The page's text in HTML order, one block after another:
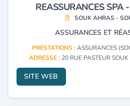
REASSURANCES SPA
SOUK AHRAS -
ASSURANCES ET
PRESTATIONS :ASSURANCES
ADRESSE : 20 RUE PASTEUR
SITE WEB